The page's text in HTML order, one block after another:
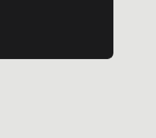
Iscriviti
e